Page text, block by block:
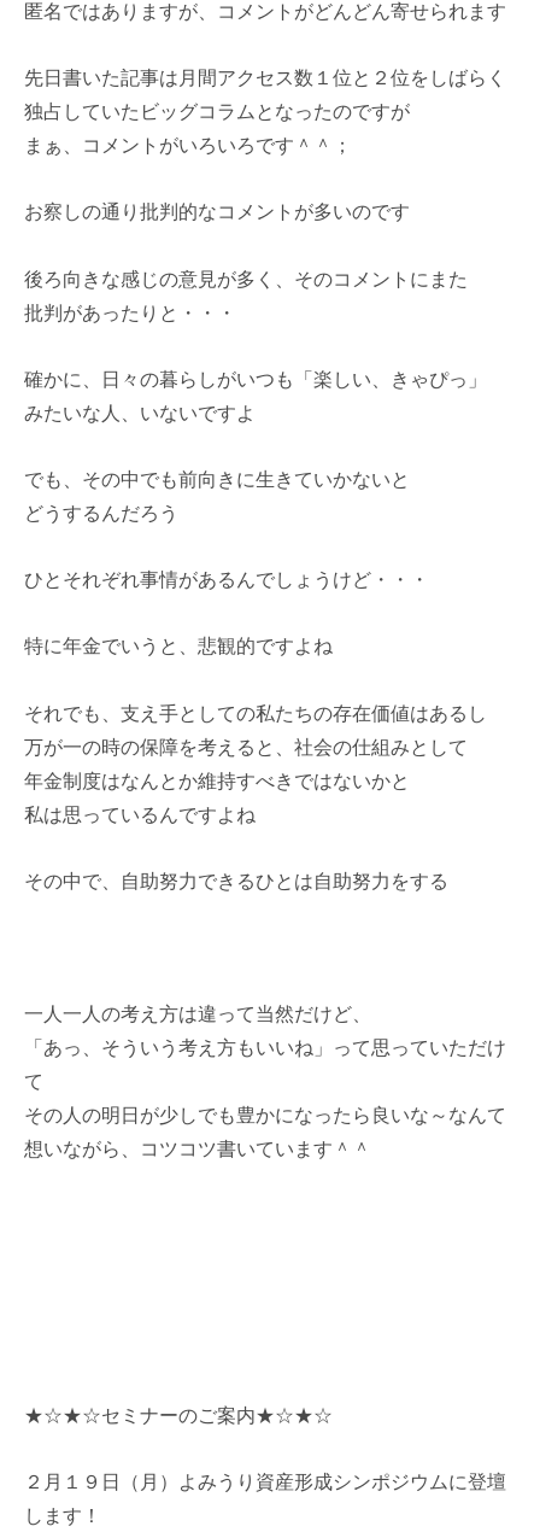
匿名ではありますが、コメントがどんどん寄せられます
先日書いた記事は月間アクセス数１位と２位をしばらく
独占していたビッグコラムとなったのですが
まぁ、コメントがいろいろです＾＾；
お察しの通り批判的なコメントが多いのです
後ろ向きな感じの意見が多く、そのコメントにまた
批判があったりと・・・
確かに、日々の暮らしがいつも「楽しい、きゃぴっ」
みたいな人、いないですよ
でも、その中でも前向きに生きていかないと
どうするんだろう
ひとそれぞれ事情があるんでしょうけど・・・
特に年金でいうと、悲観的ですよね
それでも、支え手としての私たちの存在価値はあるし
万が一の時の保障を考えると、社会の仕組みとして
年金制度はなんとか維持すべきではないかと
私は思っているんですよね
その中で、自助努力できるひとは自助努力をする
一人一人の考え方は違って当然だけど、
「あっ、そういう考え方もいいね」って思っていただけ
て
その人の明日が少しでも豊かになったら良いな～なんて
想いながら、コツコツ書いています＾＾
★☆★☆セミナーのご案内★☆★☆
２月１９日（月）よみうり資産形成シンポジウムに登壇
します！